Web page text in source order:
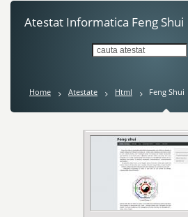
Atestat Informatica Feng Shui
Home Atestate Html Feng Shui